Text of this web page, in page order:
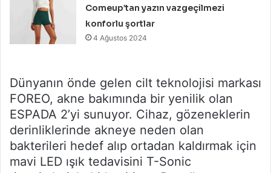
Comeup’tan yazın vazgeçilmezi
konforlu şortlar
4 Ağustos 2024
Dünyanın önde gelen cilt teknolojisi markası
FOREO, akne bakımında bir yenilik olan
ESPADA 2’yi sunuyor. Cihaz, gözeneklerin
derinliklerinde akneye neden olan
bakterileri hedef alıp ortadan kaldırmak için
mavi LED ışık tedavisini T-Sonic